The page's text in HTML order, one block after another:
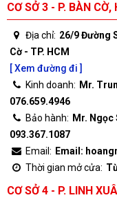
CƠ SỞ 3 - P. BÀN CỜ,
Địa chỉ: 26/9 Đường
Cờ - TP. HCM
[ Xem đường đi ]
Kinh doanh: Mr.
076.659.4946
Bảo hành: Mr. Ngọc
093.367.1087
Email: Email:
Thời gian mở cửa:
CƠ SỞ 4 - P. LINH